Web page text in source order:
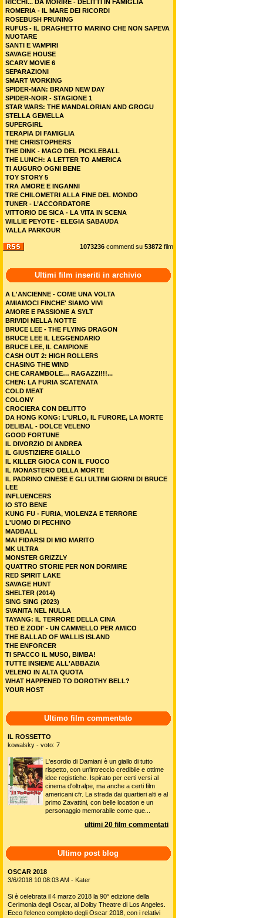
RICCHI... DA MORIRE - DELITTI IN FAMIGLIA
ROMERIA - IL MARE DEI RICORDI
ROSEBUSH PRUNING
RUFUS - IL DRAGHETTO MARINO CHE NON SAPEVA
NUOTARE
SANTI E VAMPIRI
SAVAGE HOUSE
SCARY MOVIE 6
SEPARAZIONI
SMART WORKING
SPIDER-MAN: BRAND NEW DAY
SPIDER-NOIR - STAGIONE 1
STAR WARS: THE MANDALORIAN AND GROGU
STELLA GEMELLA
SUPERGIRL
TERAPIA DI FAMIGLIA
THE CHRISTOPHERS
THE DINK - MAGO DEL PICKLEBALL
THE LUNCH: A LETTER TO AMERICA
TI AUGURO OGNI BENE
TOY STORY 5
TRA AMORE E INGANNI
TRE CHILOMETRI ALLA FINE DEL MONDO
TUNER - L’ACCORDATORE
VITTORIO DE SICA - LA VITA IN SCENA
WILLIE PEYOTE - ELEGIA SABAUDA
YALLA PARKOUR
1073236 commenti su 53872 film
Ultimi film inseriti in archivio
A L'ANCIENNE - COME UNA VOLTA
AMIAMOCI FINCHE' SIAMO VIVI
AMORE E PASSIONE A SYLT
BRIVIDI NELLA NOTTE
BRUCE LEE - THE FLYING DRAGON
BRUCE LEE IL LEGGENDARIO
BRUCE LEE, IL CAMPIONE
CASH OUT 2: HIGH ROLLERS
CHASING THE WIND
CHE CARAMBOLE… RAGAZZI!!!...
CHEN: LA FURIA SCATENATA
COLD MEAT
COLONY
CROCIERA CON DELITTO
DA HONG KONG: L'URLO, IL FURORE, LA MORTE
DELIBAL - DOLCE VELENO
GOOD FORTUNE
IL DIVORZIO DI ANDREA
IL GIUSTIZIERE GIALLO
IL KILLER GIOCA CON IL FUOCO
IL MONASTERO DELLA MORTE
IL PADRINO CINESE E GLI ULTIMI GIORNI DI BRUCE
LEE
INFLUENCERS
IO STO BENE
KUNG FU - FURIA, VIOLENZA E TERRORE
L'UOMO DI PECHINO
MADBALL
MAI FIDARSI DI MIO MARITO
MK ULTRA
MONSTER GRIZZLY
QUATTRO STORIE PER NON DORMIRE
RED SPIRIT LAKE
SAVAGE HUNT
SHELTER (2014)
SING SING (2023)
SVANITA NEL NULLA
TAYANG: IL TERRORE DELLA CINA
TEO E ZODI' - UN CAMMELLO PER AMICO
THE BALLAD OF WALLIS ISLAND
THE ENFORCER
TI SPACCO IL MUSO, BIMBA!
TUTTE INSIEME ALL'ABBAZIA
VELENO IN ALTA QUOTA
WHAT HAPPENED TO DOROTHY BELL?
YOUR HOST
Ultimo film commentato
IL ROSSETTO
kowalsky - voto: 7
L'esordio di Damiani è un giallo di tutto
rispetto, con un'intreccio credibile e ottime
idee registiche. Ispirato per certi versi al
cinema d'oltralpe, ma anche a certi film
americani cfr. La strada dai quartieri alti e al
primo Zavattini, con belle location e un
personaggio memorabile come que...
ultimi 20 film commentati
Ultimo post blog
OSCAR 2018
3/6/2018 10:08:03 AM - Kater
Si è celebrata il 4 marzo 2018 la 90° edizione della
Cerimonia degli Oscar, al Dolby Theatre di Los Angeles.
Ecco l'elenco completo degli Oscar 2018, con i relativi